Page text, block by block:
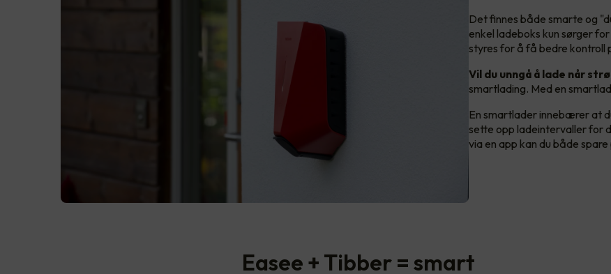
Det finnes både smarte og
enkel ladeboks kun sørger
styres for å få bedre kontroll
Vil du unngå å lade når
smartlading. Med en
En smartlader innebærer at
sette opp ladeintervaller for
via en app kan du både
Easee + Tibber = smart